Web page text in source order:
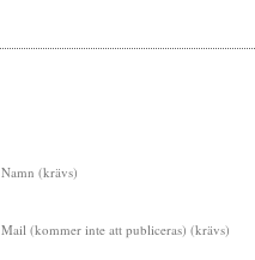
Namn (krävs)
Mail (kommer inte att publiceras) (krävs)